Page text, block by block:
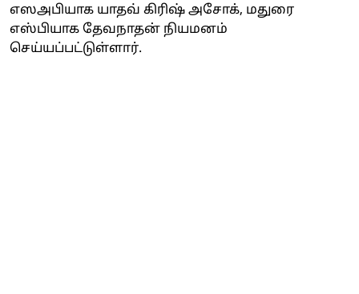
எஸஅபியாக யாதவ் கிரிஷ் அசோக், மதுரை
எஸ்பியாக தேவநாதன் நியமனம்
செய்யப்பட்டுள்ளார்.